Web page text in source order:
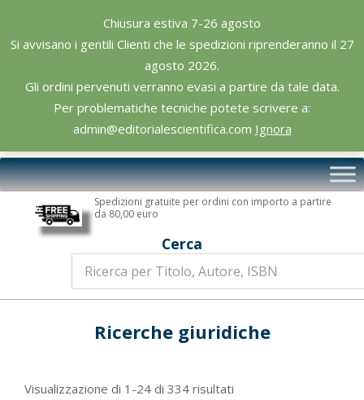
Chiusura estiva 7-26 agosto
Si avvisano i gentili Clienti che le spedizioni riprenderanno il 27
agosto 2026.
Gli ordini pervenuti verranno evasi a partire da tale data.
Per problematiche tecniche potete scrivere a:
admin@editorialescientifica.com Ignora
content
Editoriale
Scientifica
Primary
Navigation
Spedizioni gratuite per ordini con importo a partire
da 80,00 euro
Cerca
Ricerche giuridiche
Visualizzazione di 1-24 di 334 risultati